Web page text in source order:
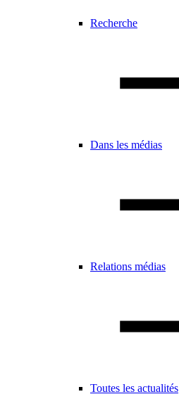
Recherche
Dans les médias
Relations médias
Toutes les actualités